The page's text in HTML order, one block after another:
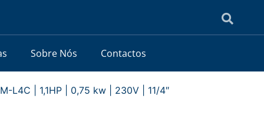
Sobre Nós Contactos
L4C | 1,1HP | 0,75 kw | 230V | 11/4″